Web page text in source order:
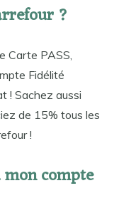
?
Carte PASS,
Fidélité
! Sachez aussi
de 15% tous les
!
compte